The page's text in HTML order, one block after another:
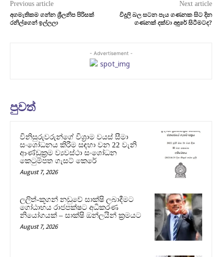
Previous article
අගමැතිකම ගන්න ශ්‍රීලනිප පිරිසක්
රනිල්ගෙන් ඉල්ලලා
Next article
විදුලි බල සටන පැය ගණනක සිට දින
ගණනක් දක්වා අඳුරේ සිටීමටද?
- Advertisement -
පුවත්
විනිසුරුවරුන්ගේ විශ්‍රාම වයස් සීමා
සංශෝධනය කිරීම සඳහා වන 22 වැනි
ආණ්ඩුක්‍රම ව්‍යවස්ථා සංශෝධන
කෙටුම්පත ගැසට් කෙරේ
August 7, 2026
ලලිත්-කූගන් නඩුවේ සාක්ෂි ලබාදීමට
ගෝඨාභය රාජපක්ෂට අධිකරණ
නියෝගයක් – සාක්ෂි ඔන්ලයින් ක්‍රමයට
August 7, 2026